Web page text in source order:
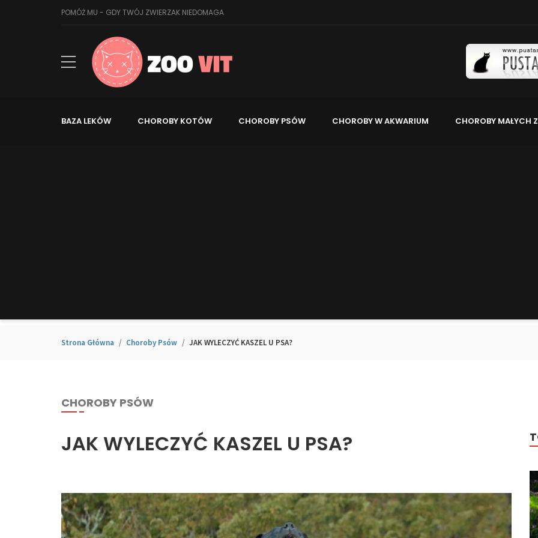
POMÓŻ MU - GDY TWÓJ ZWIERZAK NIEDOMAGA
BAZA LEKÓW CHOROBY KOTÓW CHOROBY PSÓW CHOROBY W AKWARIUM CHOROBY MAŁYCH
Strona Główna Choroby Psów JAK WYLECZYĆ KASZEL U PSA?
CHOROBY PSÓW
JAK WYLECZYĆ KASZEL U PSA?